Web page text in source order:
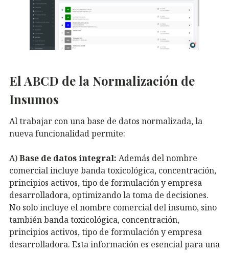
El ABCD de la Normalización de
Insumos
Al trabajar con una base de datos normalizada, la
nueva funcionalidad permite:
A)Base de datos integral: Además del nombre
comercial incluye banda toxicológica, concentración,
principios activos, tipo de formulación y empresa
desarrolladora, optimizando la toma de decisiones.
No solo incluye el nombre comercial del insumo, sino
también banda toxicológica, concentración,
principios activos, tipo de formulación y empresa
desarrolladora. Esta información es esencial para una